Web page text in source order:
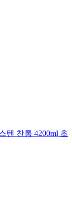
텐 찬통 4200ml 초